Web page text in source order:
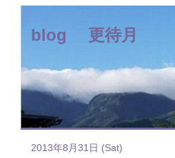
blog 更待月
2013年8月31日 (Sat)